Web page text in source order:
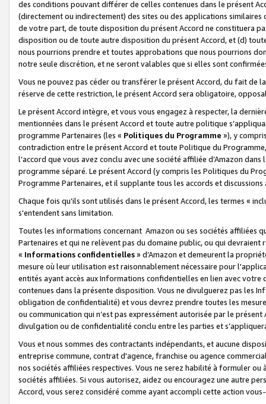
des conditions pouvant différer de celles contenues dans le présent
(directement ou indirectement) des sites ou des applications
de votre part, de toute disposition du présent Accord ne constituera
disposition ou de toute autre disposition du présent Accord, et (d)
nous pourrions prendre et toutes approbations que nous pourrions
notre seule discrétion, et ne seront valables que si elles sont
Vous ne pouvez pas céder ou transférer le présent Accord, du fait de
réserve de cette restriction, le présent Accord sera obligatoire,
Le présent Accord intègre, et vous vous engagez à respecter, la
mentionnées dans le présent Accord et toute autre politique
programme Partenaires (les « Politiques du Programme »), y
contradiction entre le présent Accord et toute Politique du
l’accord que vous avez conclu avec une société affiliée d’Amazon
programme séparé. Le présent Accord (y compris les Politiques du
Programme Partenaires, et il supplante tous les accords et discussions
Chaque fois qu’ils sont utilisés dans le présent Accord, les termes «
s'entendent sans limitation.
Toutes les informations concernant Amazon ou ses sociétés affiliées
Partenaires et qui ne relèvent pas du domaine public, ou qui
« Informations confidentielles» d’Amazon et demeurent la
mesure où leur utilisation est raisonnablement nécessaire pour
entités ayant accès aux Informations confidentielles en lien avec
contenues dans la présente disposition. Vous ne divulguerez pas les
obligation de confidentialité) et vous devrez prendre toutes les
ou communication qui n’est pas expressément autorisée par le
divulgation ou de confidentialité conclu entre les parties et
Vous et nous sommes des contractants indépendants, et aucune
entreprise commune, contrat d'agence, franchise ou agence
nos sociétés affiliées respectives. Vous ne serez habilité à formuler
sociétés affiliées. Si vous autorisez, aidez ou encouragez une autre
Accord, vous serez considéré comme ayant accompli cette action